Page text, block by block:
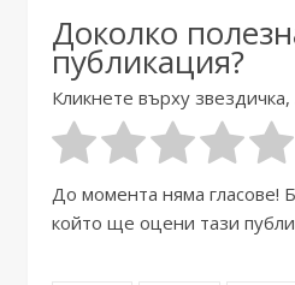
Доколко
публикация?
Кликнете върху
До момента няма гласове!
който ще оцени тази